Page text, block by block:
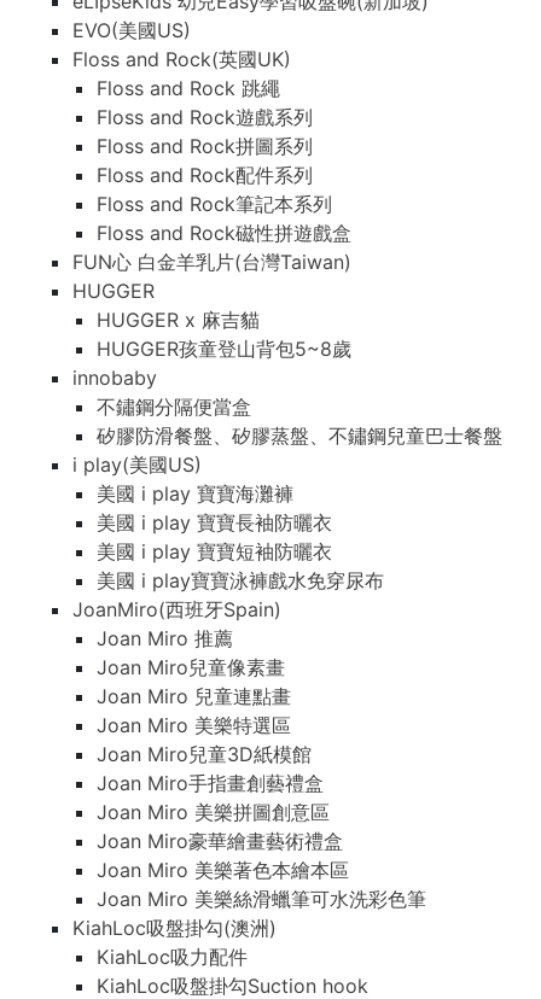
EVO(美國US)
Floss and Rock(英國UK)
Floss and Rock 跳繩
Floss and Rock遊戲系列
Floss and Rock拼圖系列
Floss and Rock配件系列
Floss and Rock筆記本系列
Floss and Rock磁性拼遊戲盒
FUN心 白金羊乳片(台灣Taiwan)
HUGGER
HUGGER x 麻吉貓
HUGGER孩童登山背包5~8歲
innobaby
不鏽鋼分隔便當盒
矽膠防滑餐盤、矽膠蒸盤、不鏽鋼兒童巴士餐盤
i play(美國US)
美國 i play 寶寶海灘褲
美國 i play 寶寶長袖防曬衣
美國 i play 寶寶短袖防曬衣
美國 i play寶寶泳褲戲水免穿尿布
JoanMiro(西班牙Spain)
Joan Miro 推薦
Joan Miro兒童像素畫
Joan Miro 兒童連點畫
Joan Miro 美樂特選區
Joan Miro兒童3D紙模館
Joan Miro手指畫創藝禮盒
Joan Miro 美樂拼圖創意區
Joan Miro豪華繪畫藝術禮盒
Joan Miro 美樂著色本繪本區
Joan Miro 美樂絲滑蠟筆可水洗彩色筆
KiahLoc吸盤掛勾(澳洲)
KiahLoc吸力配件
KiahLoc吸盤掛勾Suction hook